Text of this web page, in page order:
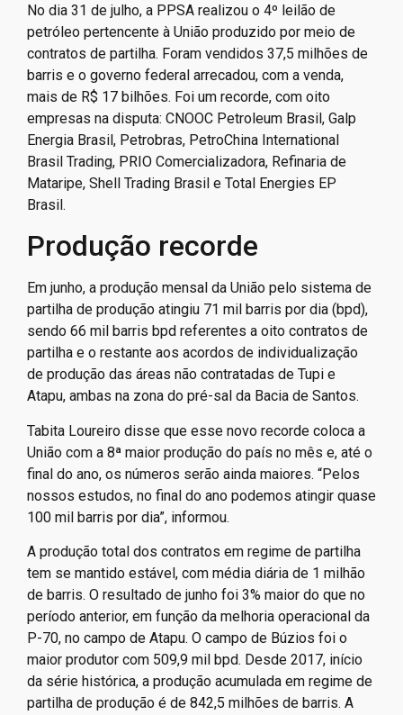
No dia 31 de julho, a PPSA realizou o 4º leilão de
petróleo pertencente à União produzido por meio de
contratos de partilha. Foram vendidos 37,5 milhões de
barris e o governo federal arrecadou, com a venda,
mais de R$ 17 bilhões. Foi um recorde, com oito
empresas na disputa: CNOOC Petroleum Brasil, Galp
Energia Brasil, Petrobras, PetroChina International
Brasil Trading, PRIO Comercializadora, Refinaria de
Mataripe, Shell Trading Brasil e Total Energies EP
Brasil.
Produção recorde
Em junho, a produção mensal da União pelo sistema de
partilha de produção atingiu 71 mil barris por dia (bpd),
sendo 66 mil barris bpd referentes a oito contratos de
partilha e o restante aos acordos de individualização
de produção das áreas não contratadas de Tupi e
Atapu, ambas na zona do pré-sal da Bacia de Santos.
Tabita Loureiro disse que esse novo recorde coloca a
União com a 8ª maior produção do país no mês e, até o
final do ano, os números serão ainda maiores. “Pelos
nossos estudos, no final do ano podemos atingir quase
100 mil barris por dia”, informou.
A produção total dos contratos em regime de partilha
tem se mantido estável, com média diária de 1 milhão
de barris. O resultado de junho foi 3% maior do que no
período anterior, em função da melhoria operacional da
P-70, no campo de Atapu. O campo de Búzios foi o
maior produtor com 509,9 mil bpd. Desde 2017, início
da série histórica, a produção acumulada em regime de
partilha de produção é de 842,5 milhões de barris. A